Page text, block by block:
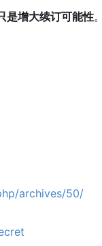
是增大续订可能性
archives/50/